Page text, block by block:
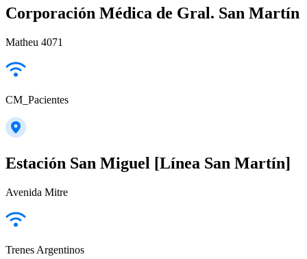
Corporación Médica de Gral. San Martín
Matheu 4071
CM_Pacientes
Estación San Miguel [Línea San Martín]
Avenida Mitre
Trenes Argentinos